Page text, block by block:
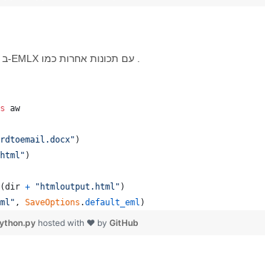
aw
)
)
(dir + "htmloutput.html" )
, SaveOptions .default_eml )
hosted with ❤ by GitHub